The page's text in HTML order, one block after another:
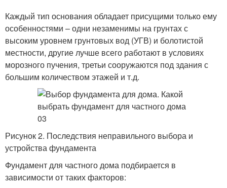
Каждый тип основания обладает присущими только ему
особенностями – одни незаменимы на грунтах с
высоким уровнем грунтовых вод (УГВ) и болотистой
местности, другие лучше всего работают в условиях
морозного пучения, третьи сооружаются под здания с
большим количеством этажей и т.д.
Рисунок 2. Последствия неправильного выбора и
устройства фундамента
Фундамент для частного дома подбирается в
зависимости от таких факторов: